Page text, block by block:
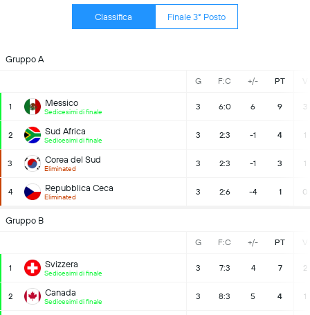
Classifica Finale 3° Posto
Gruppo A
G F:C +/- PT V
1 Messico
Sedicesimi di finale
3 6:0 6 9 3
2 Sud Africa
Sedicesimi di finale
3 2:3 -1 4 1
3 Corea del Sud
Eliminated
3 2:3 -1 3 1
4 Repubblica Ceca
Eliminated
3 2:6 -4 1 0
Gruppo B
G F:C +/- PT V
1 Svizzera
Sedicesimi di finale
3 7:3 4 7 2
2 Canada
Sedicesimi di finale
3 8:3 5 4 1